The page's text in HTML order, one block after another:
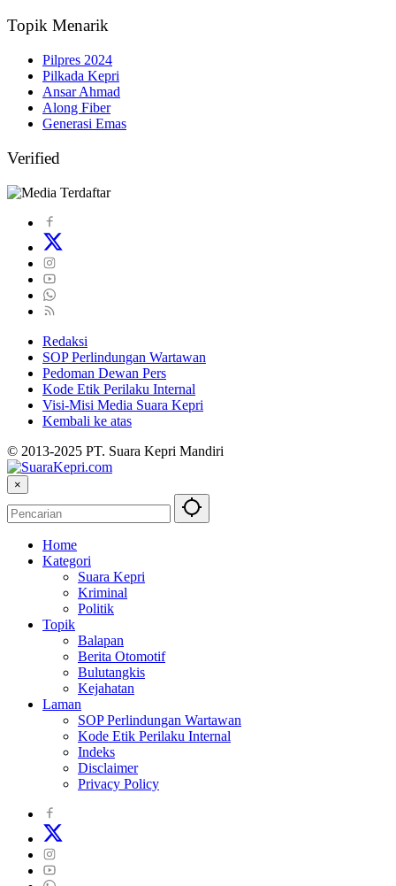
Topik Menarik
Pilpres 2024
Pilkada Kepri
Ansar Ahmad
Along Fiber
Generasi Emas
Verified
Redaksi
SOP Perlindungan Wartawan
Pedoman Dewan Pers
Kode Etik Perilaku Internal
Visi-Misi Media Suara Kepri
Kembali ke atas
© 2013-2025 PT. Suara Kepri Mandiri
×
Home
Kategori
Suara Kepri
Kriminal
Politik
Topik
Balapan
Berita Otomotif
Bulutangkis
Kejahatan
Laman
SOP Perlindungan Wartawan
Kode Etik Perilaku Internal
Indeks
Disclaimer
Privacy Policy